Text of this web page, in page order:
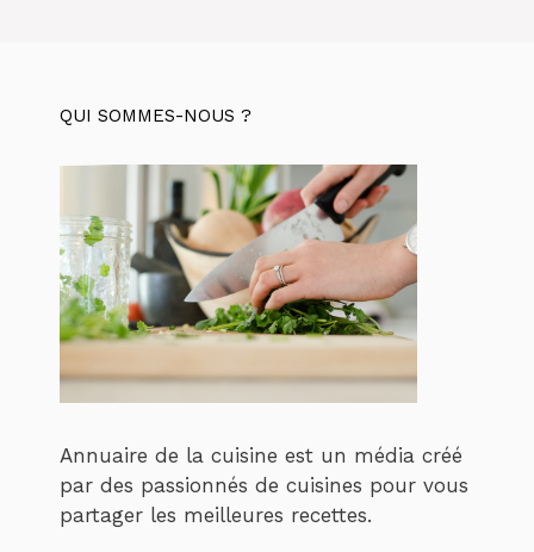
QUI SOMMES-NOUS ?
Annuaire de la cuisine est un média créé
par des passionnés de cuisines pour vous
partager les meilleures recettes.